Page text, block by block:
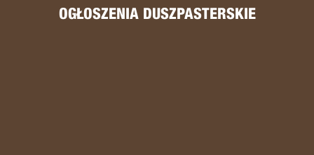
OGŁOSZENIA DUSZPASTERSKIE